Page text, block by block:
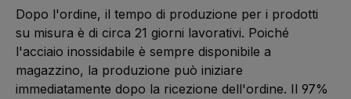
Dopo l'ordine, il tempo di produzione per i prodotti
su misura è di circa 21 giorni lavorativi. Poiché
l'acciaio inossidabile è sempre disponibile a
magazzino, la produzione può iniziare
immediatamente dopo la ricezione dell'ordine. Il 97%